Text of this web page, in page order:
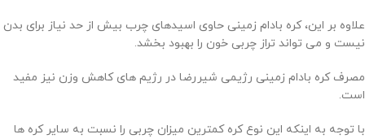
علاوه بر این، کره بادام زمینی حاوی اسیدهای چرب بیش از حد نیاز برای بدن
نیست و می تواند تراز چربی خون را بهبود بخشد.
مصرف کره بادام زمینی رژیمی شیررضا در رژیم های کاهش وزن نیز مفید
است.
با توجه به اینکه این نوع کره کمترین میزان چربی را نسبت به سایر کره ها